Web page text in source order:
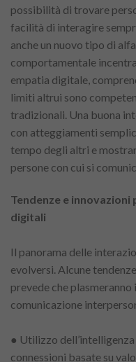
possibilità di trovare
facilità di interagire
anche un nuovo tipo di
comportamentale
empatia digitale,
limiti altrui sono
tradizionali. Una buona
con atteggiamenti
tempo degli altri e
persone con cui si
Tendenze e
digitali
Il panorama delle
evolversi. Alcune
prevede che
comunicazione
● Utilizzo
connessioni basate su